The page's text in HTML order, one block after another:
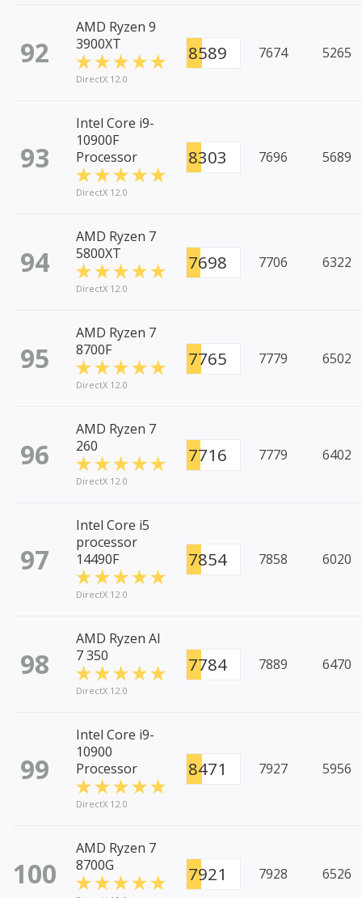
92
AMD Ryzen 9
3900XT
DirectX 12.0
8589 7674 5265
93
Intel Core i9-
10900F
Processor
DirectX 12.0
8303 7696 5689
94
AMD Ryzen 7
5800XT
DirectX 12.0
7698 7706 6322
95
AMD Ryzen 7
8700F
DirectX 12.0
7765 7779 6502
96
AMD Ryzen 7
260
DirectX 12.0
7716 7779 6402
97
Intel Core i5
processor
14490F
DirectX 12.0
7854 7858 6020
98
AMD Ryzen AI
7 350
DirectX 12.0
7784 7889 6470
99
Intel Core i9-
10900
Processor
DirectX 12.0
8471 7927 5956
100
AMD Ryzen 7
8700G
7921 7928 6526